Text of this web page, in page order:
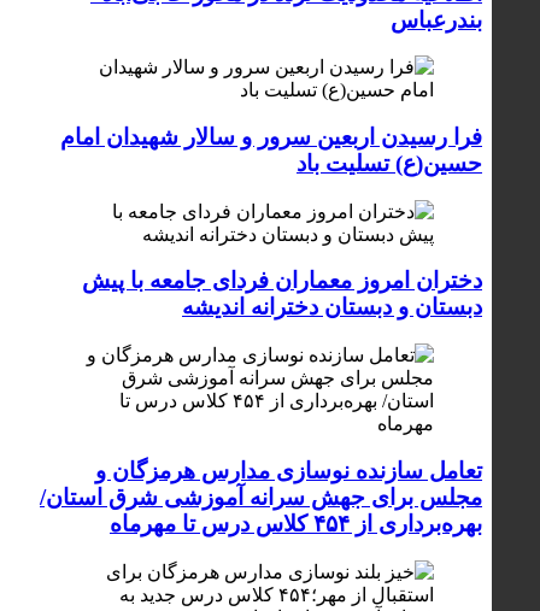
بندرعباس
فرا رسیدن اربعین سرور و سالار شهیدان امام
حسین(ع) تسلیت باد
دختران امروز معماران فردای جامعه با پیش
دبستان و دبستان دخترانه اندیشه
تعامل سازنده نوسازی مدارس هرمزگان و
مجلس برای جهش سرانه آموزشی شرق استان/
بهره‌برداری از ۴۵۴ کلاس درس تا مهرماه